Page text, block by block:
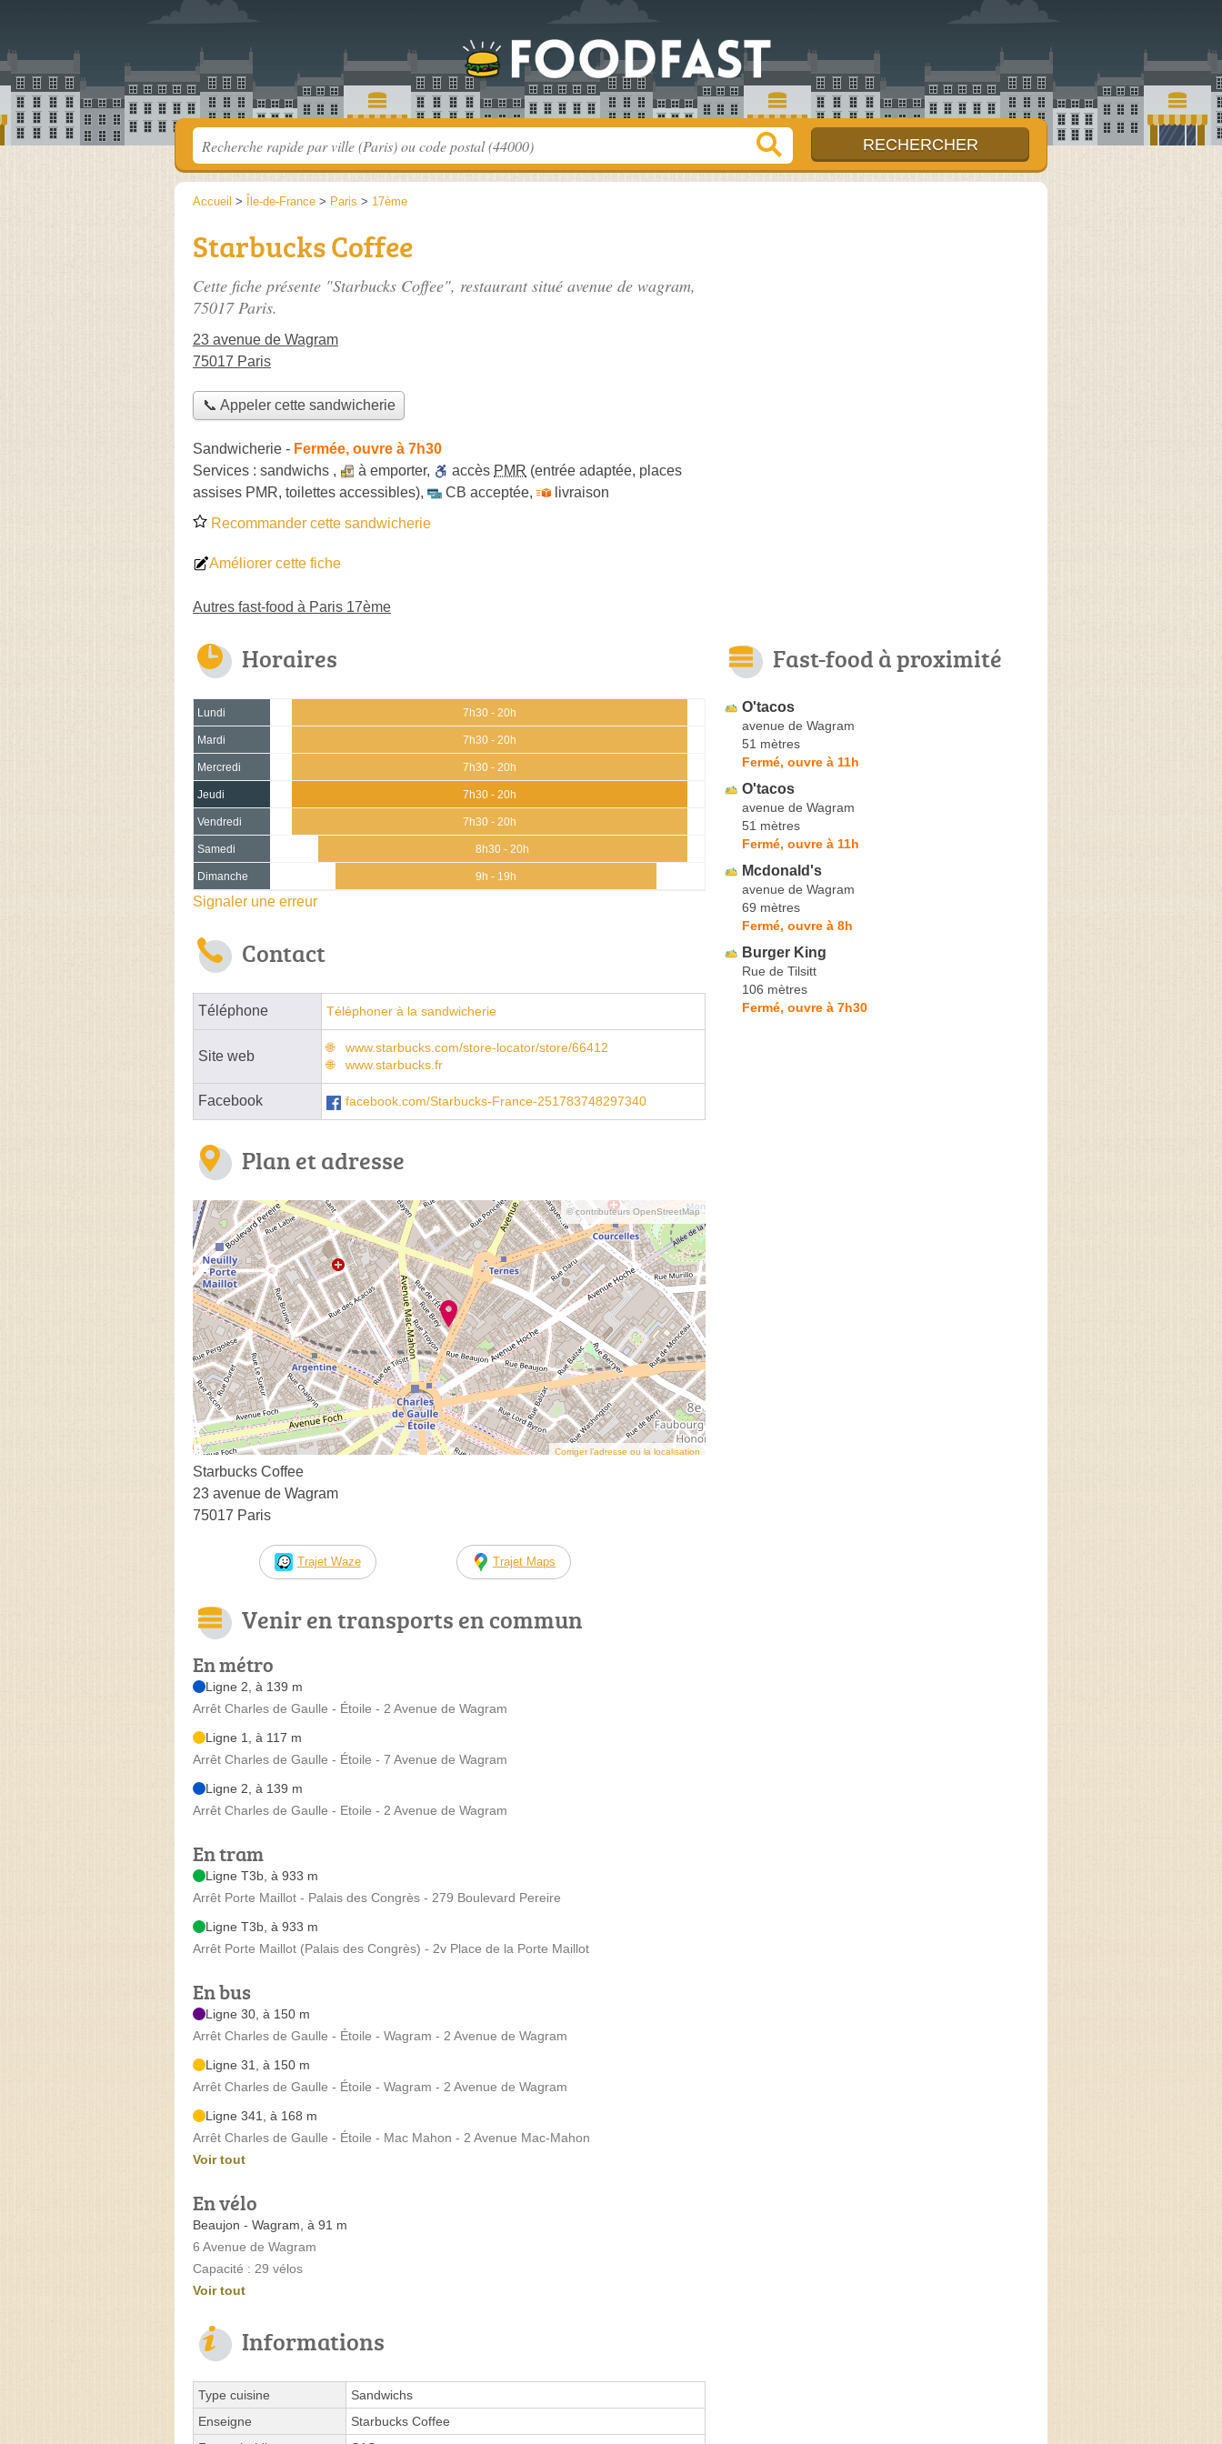
Accueil > Île-de-France > Paris > 17ème
Starbucks Coffee
Cette fiche présente "Starbucks Coffee", restaurant situé avenue de wagram,
75017 Paris.
23 avenue de Wagram
75017 Paris
📞 Appeler cette sandwicherie
Sandwicherie - Fermée, ouvre à 7h30
Services : sandwichs , à emporter, accès PMR (entrée adaptée, places
assises PMR, toilettes accessibles), CB acceptée,
livraison
Recommander cette sandwicherie
Améliorer cette fiche
Autres fast-food à Paris 17ème
Horaires
Lundi 7h30 - 20h
Mardi 7h30 - 20h
Mercredi 7h30 - 20h
Jeudi 7h30 - 20h
Vendredi 7h30 - 20h
Samedi 8h30 - 20h
Dimanche 9h - 19h
Signaler une erreur
Contact
Téléphone Téléphoner à la sandwicherie
Site web
www.starbucks.com/store-locator/store/66412
www.starbucks.fr
Facebook facebook.com/Starbucks-France-251783748297340
Plan et adresse
© contributeurs OpenStreetMap
Corriger l’adresse ou la localisation
Starbucks Coffee
23 avenue de Wagram
75017 Paris
Trajet Waze Trajet Maps
Venir en transports en commun
En métro
Ligne 2, à 139 m
Arrêt Charles de Gaulle - Étoile - 2 Avenue de Wagram
Ligne 1, à 117 m
Arrêt Charles de Gaulle - Étoile - 7 Avenue de Wagram
Ligne 2, à 139 m
Arrêt Charles de Gaulle - Etoile - 2 Avenue de Wagram
En tram
Ligne T3b, à 933 m
Arrêt Porte Maillot - Palais des Congrès - 279 Boulevard Pereire
Ligne T3b, à 933 m
Arrêt Porte Maillot (Palais des Congrès) - 2v Place de la Porte Maillot
En bus
Ligne 30, à 150 m
Arrêt Charles de Gaulle - Étoile - Wagram - 2 Avenue de Wagram
Ligne 31, à 150 m
Arrêt Charles de Gaulle - Étoile - Wagram - 2 Avenue de Wagram
Ligne 341, à 168 m
Arrêt Charles de Gaulle - Étoile - Mac Mahon - 2 Avenue Mac-Mahon
Voir tout
En vélo
Beaujon - Wagram, à 91 m
6 Avenue de Wagram
Capacité : 29 vélos
Voir tout
Informations
Type cuisine
Sandwichs
Enseigne
Starbucks Coffee
Fast-food à proximité
O'tacos
avenue de Wagram
51 mètres
Fermé, ouvre à 11h
O'tacos
avenue de Wagram
51 mètres
Fermé, ouvre à 11h
Mcdonald's
avenue de Wagram
69 mètres
Fermé, ouvre à 8h
Burger King
Rue de Tilsitt
106 mètres
Fermé, ouvre à 7h30